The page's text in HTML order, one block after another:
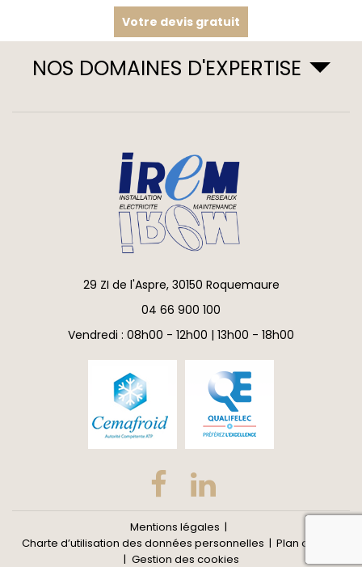
Votre devis gratuit
NOS DOMAINES D'EXPERTISE
29 ZI de l'Aspre, 30150 Roquemaure
04 66 900 100
Vendredi : 08h00 - 12h00 | 13h00 - 18h00
Mentions légales
Charte d’utilisation des données personnelles
Plan du site
Gestion des cookies